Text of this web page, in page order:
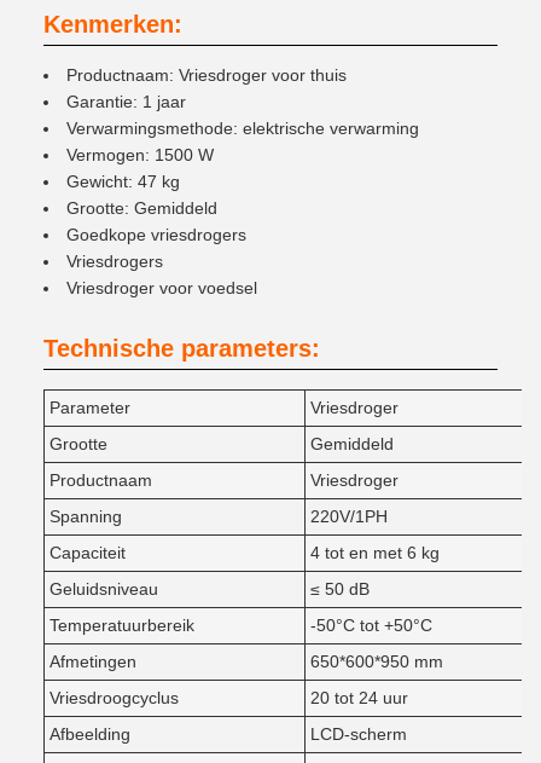
Kenmerken:
Productnaam: Vriesdroger voor thuis
Garantie: 1 jaar
Verwarmingsmethode: elektrische verwarming
Vermogen: 1500 W
Gewicht: 47 kg
Grootte: Gemiddeld
Goedkope vriesdrogers
Vriesdrogers
Vriesdroger voor voedsel
Technische parameters:
Parameter
Vriesdroger
Grootte
Gemiddeld
Productnaam
Vriesdroger
Spanning
220V/1PH
Capaciteit
4 tot en met 6 kg
Geluidsniveau
≤ 50 dB
Temperatuurbereik
-50°C tot +50°C
Afmetingen
650*600*950 mm
Vriesdroogcyclus
20 tot 24 uur
Afbeelding
LCD-scherm